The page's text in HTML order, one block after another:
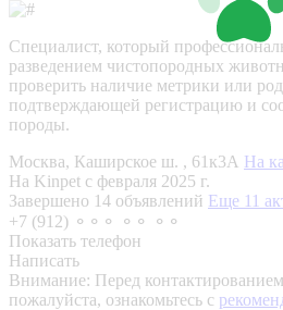
Специалист, который
разведением чистопородных
проверить наличие метрики или
подтверждающей регистрацию и
породы.
Москва, Каширское ш. , 61к3А На
На Kinpet c февраля 2025 г.
Завершено 14 объявлений Еще 11
+7 (912) ⚬⚬⚬ ⚬⚬ ⚬⚬
Показать телефон
Написать
Внимание: Перед
пожалуйста, ознакомьтесь с